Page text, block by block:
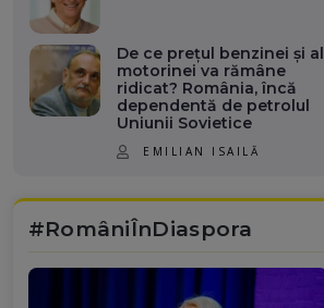
De ce prețul benzinei și al
motorinei va rămâne
ridicat? România, încă
dependentă de petrolul
Uniunii Sovietice
EMILIAN ISAILĂ
#RomâniÎnDiaspora